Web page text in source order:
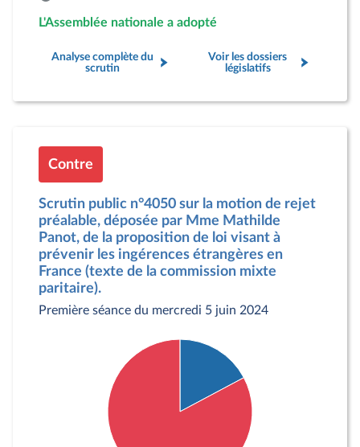
L'Assemblée nationale a adopté
Analyse complète du
scrutin
Voir les dossiers
législatifs
Contre
Scrutin public n°4050 sur la motion de rejet
préalable, déposée par Mme Mathilde
Panot, de la proposition de loi visant à
prévenir les ingérences étrangères en
France (texte de la commission mixte
paritaire).
Première séance du mercredi 5 juin 2024